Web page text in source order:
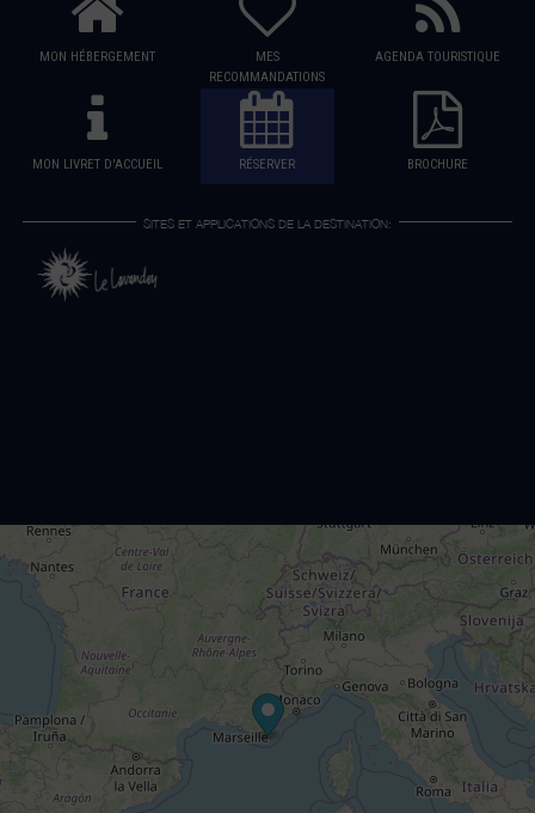
MON HÉBERGEMENT
MES
RECOMMANDATIONS
AGENDA TOURISTIQUE
MON LIVRET D'ACCUEIL RÉSERVER BROCHURE
SITES ET APPLICATIONS DE LA DESTINATION: